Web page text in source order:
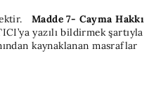
Madde 7- Cayma Hakkı
yazılı bildirmek şartıyla
kaynaklanan masraflar